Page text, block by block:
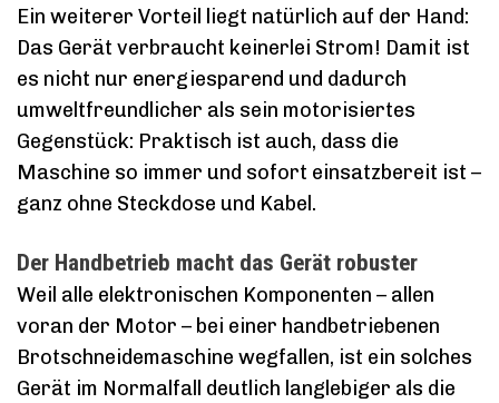
Ein weiterer Vorteil liegt natürlich auf der Hand:
Das Gerät verbraucht keinerlei Strom! Damit ist
es nicht nur energiesparend und dadurch
umweltfreundlicher als sein motorisiertes
Gegenstück: Praktisch ist auch, dass die
Maschine so immer und sofort einsatzbereit ist –
ganz ohne Steckdose und Kabel.
Der Handbetrieb macht das Gerät robuster
Weil alle elektronischen Komponenten – allen
voran der Motor – bei einer handbetriebenen
Brotschneidemaschine wegfallen, ist ein solches
Gerät im Normalfall deutlich langlebiger als die